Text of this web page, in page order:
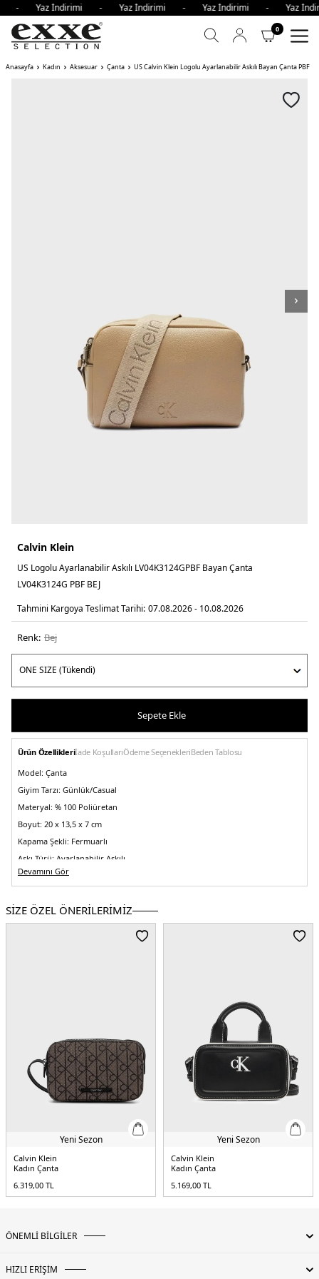
- Yaz İndirimi - Yaz İndirimi - Yaz İndirimi -
0
Anasayfa Kadın Aksesuar Çanta US Calvin Klein Logolu Ayarlanabilir Askılı Bayan Çanta PBF
Calvin Klein
US Logolu Ayarlanabilir Askılı LV04K3124GPBF Bayan Çanta
LV04K3124G PBF BEJ
Tahmini Kargoya Teslimat Tarihi: 07.08.2026 - 10.08.2026
Renk: bej
Sepete Ekle
Ürün Özellikleriİade KoşullarıÖdeme SeçenekleriBeden Tablosu
Model: Çanta
Giyim Tarzı: Günlük/Casual
Materyal: % 100 Poliüretan
Boyut: 20 x 13,5 x 7 cm
Kapama Şekli: Fermuarlı
Askı Türü: Ayarlanabilir Askılı
Menşei:Endonezya
65 cm
Devamını Gör
SİZE ÖZEL ÖNERİLERİMİZ
Yeni Sezon
Calvin Klein
Kadın Çanta
6.319,00 TL
Yeni Sezon
Calvin Klein
Kadın Çanta
5.169,00 TL
ÖNEMLİ BİLGİLER
HIZLI ERİŞİM